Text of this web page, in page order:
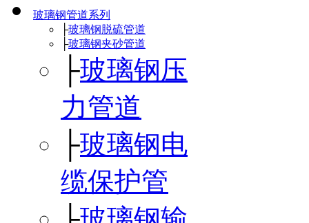
玻璃钢管道系列
├玻璃钢脱硫管道
├玻璃钢夹砂管道
├玻璃钢压
力管道
├玻璃钢电
缆保护管